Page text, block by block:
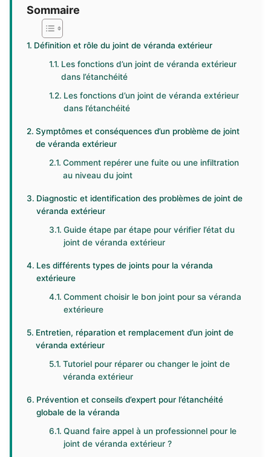
Sommaire
Définition et rôle du joint de véranda extérieur
Les fonctions d’un joint de véranda extérieur
dans l’étanchéité
Les fonctions d’un joint de véranda extérieur
dans l’étanchéité
Symptômes et conséquences d’un problème de joint
de véranda extérieur
Comment repérer une fuite ou une infiltration
au niveau du joint
Diagnostic et identification des problèmes de joint de
véranda extérieur
Guide étape par étape pour vérifier l’état du
joint de véranda extérieur
Les différents types de joints pour la véranda
extérieure
Comment choisir le bon joint pour sa véranda
extérieure
Entretien, réparation et remplacement d’un joint de
véranda extérieur
Tutoriel pour réparer ou changer le joint de
véranda extérieur
Prévention et conseils d’expert pour l’étanchéité
globale de la véranda
Quand faire appel à un professionnel pour le
joint de véranda extérieur ?